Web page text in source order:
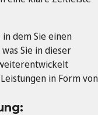
dem Sie einen
Sie in dieser
in Form von